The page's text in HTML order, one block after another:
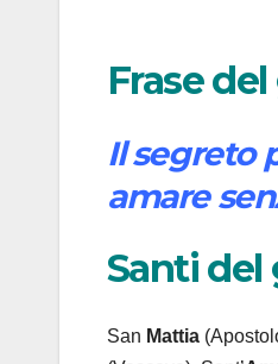
Frase
Il segreto
amare
Santi del
San Mattia